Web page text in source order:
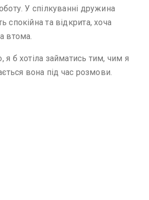
У спілкуванні дружина
спокійна та відкрита, хоча
втома.
б хотіла займатись тим, чим я
вона під час розмови.